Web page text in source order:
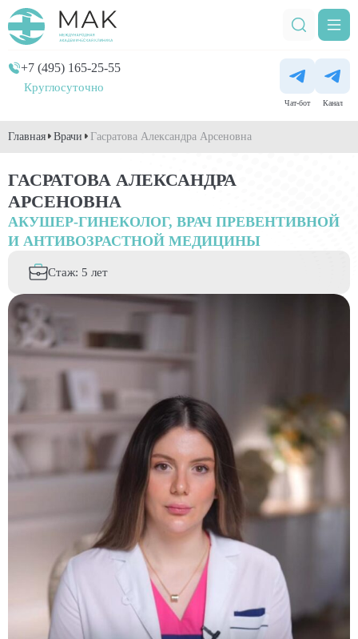
Круглосуточно
+7 (495) 165-25-55
Чат-бот Канал
Главная Врачи Гасратова Александра Арсеновна
ГАСРАТОВА АЛЕКСАНДРА
АРСЕНОВНА
АКУШЕР-ГИНЕКОЛОГ, ВРАЧ ПРЕВЕНТИВНОЙ
И АНТИВОЗРАСТНОЙ МЕДИЦИНЫ
Стаж: 5 лет